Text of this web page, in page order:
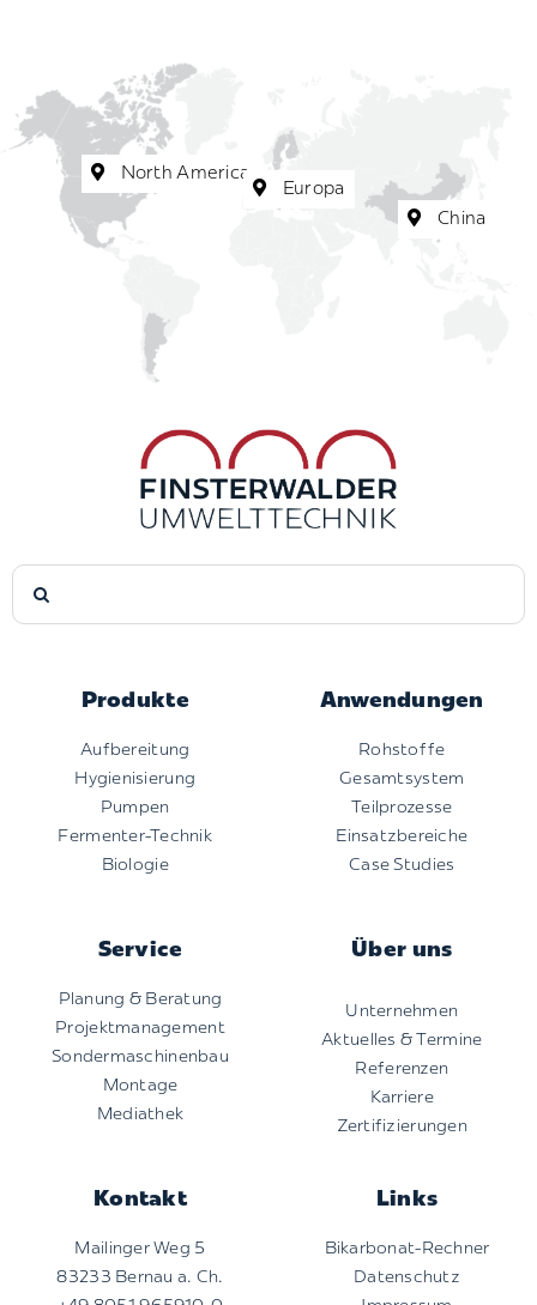
North America
Europa
China
Suche
nach:
Produkte
Aufbereitung
Hygienisierung
Pumpen
Fermenter-Technik
Biologie
Anwendungen
Rohstoffe
Gesamtsystem
Teilprozesse
Einsatzbereiche
Case Studies
Service
Planung & Beratung
Projektmanagement
Sondermaschinenbau
Montage
Mediathek
Über uns
Unternehmen
Aktuelles & Termine
Referenzen
Karriere
Zertifizierungen
Kontakt
Mailinger Weg 5
83233 Bernau a. Ch.
Links
Bikarbonat-Rechner
Datenschutz